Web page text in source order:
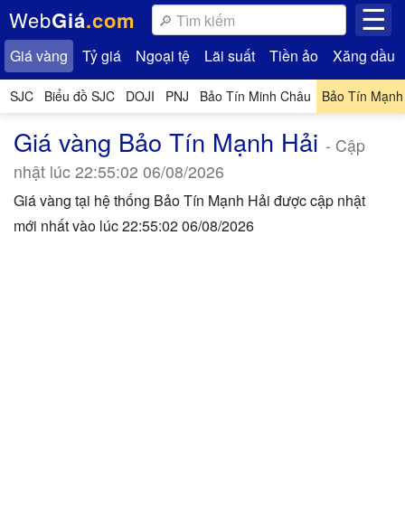
WebGiá.com ☰
Giá vàng Tỷ giá Ngoại tệ Lãi suất Tiền ảo Xăng dầu
SJC Biểu đồ SJC DOJI PNJ Bảo Tín Minh Châu Bảo Tín
Giá vàng Bảo Tín Mạnh Hải - Cập
nhật lúc 22:55:02 06/08/2026
Giá vàng tại hệ thống Bảo Tín Mạnh Hải được cập nhật
mới nhất vào lúc 22:55:02 06/08/2026